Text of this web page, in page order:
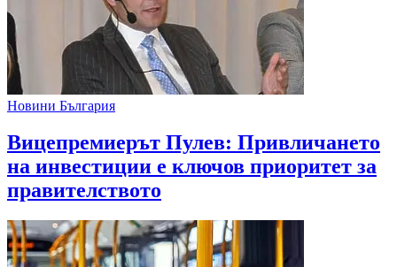
Новини България
Вицепремиерът Пулев: Привличането
на инвестиции е ключов приоритет за
правителството